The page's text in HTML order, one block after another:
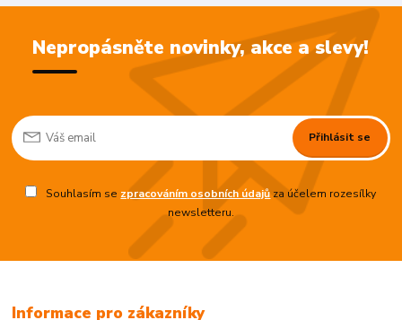
Nepropásněte novinky, akce a slevy!
Přihlásit se
Souhlasím se zpracováním osobních údajůza účelem rozesílky
newsletteru.
Informace pro zákazníky